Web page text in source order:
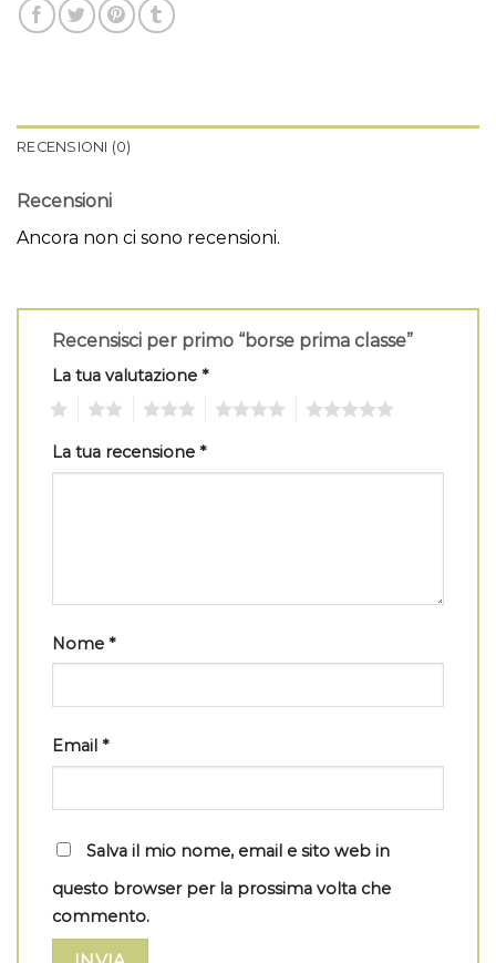
RECENSIONI (0)
Recensioni
Ancora non ci sono recensioni.
Recensisci per primo “borse prima classe”
La tua valutazione *
La tua recensione *
Nome *
Email *
Salva il mio nome, email e sito web in
questo browser per la prossima volta che
commento.